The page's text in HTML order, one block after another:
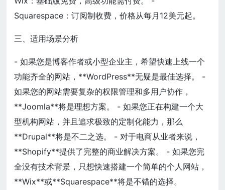
Squarespace：订阅制收费，价格从每月12美元起。
三、适用场景分析
- 如果您是博客作者或小型企业主，希望快速上线一个
功能齐全的网站，**WordPress**无疑是最佳选择。 -
如果您的网站需要复杂的权限管理和多用户协作，
**Joomla**将是理想方案。 - 如果您正在构建一个大
型机构网站，并且追求极致的定制化能力，那么
**Drupal**将是不二之选。 - 对于电商从业者来说，
**Shopify**提供了完整的商业解决方案。 - 如果您完
全没有技术背景，只想快速搭建一个简单的个人网站，
**Wix**或**Squarespace**将是不错的选择。